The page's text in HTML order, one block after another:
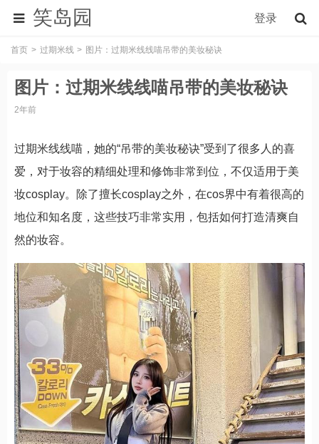
笑岛园 登录
首页 过期米线 图片：过期米线线喵吊带的美妆秘诀
图片：过期米线线喵吊带的美妆秘诀
2年前
过期米线线喵，她的“吊带的美妆秘诀”受到了很多人的喜
爱，对于妆容的精细处理和修饰非常到位，不仅适用于美
妆cosplay。除了擅长cosplay之外，在cos界中有着很高的
地位和知名度，这些技巧非常实用，包括如何打造清爽自
然的妆容。